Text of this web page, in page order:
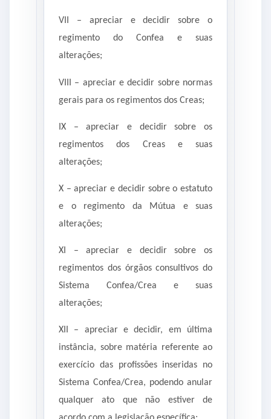
VII – apreciar e decidir sobre o
regimento do Confea e suas
alterações;
VIII – apreciar e decidir sobre normas
gerais para os regimentos dos Creas;
IX – apreciar e decidir sobre os
regimentos dos Creas e suas
alterações;
X – apreciar e decidir sobre o estatuto
e o regimento da Mútua e suas
alterações;
XI – apreciar e decidir sobre os
regimentos dos órgãos consultivos do
Sistema Confea/Crea e suas
alterações;
XII – apreciar e decidir, em última
instância, sobre matéria referente ao
exercício das profissões inseridas no
Sistema Confea/Crea, podendo anular
qualquer ato que não estiver de